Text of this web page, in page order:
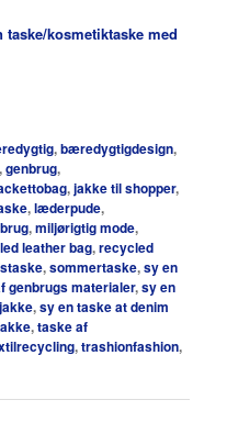
taske/kosmetiktaske med
,bæredygtigdesign,
,genbrug,
,jakke til shopper,
,læderpude,
,miljørigtig mode,
leather bag,recycled
,sommertaske,sy en
genbrugs materialer,sy en
,sy en taske at denim
,taske af
,trashionfashion,